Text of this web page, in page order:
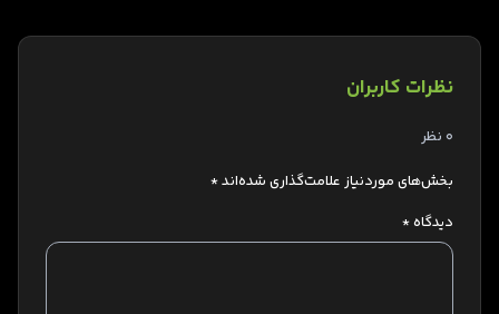
نظرات کاربران
0 نظر
بخش‌های موردنیاز علامت‌گذاری شده‌اند*
دیدگاه*